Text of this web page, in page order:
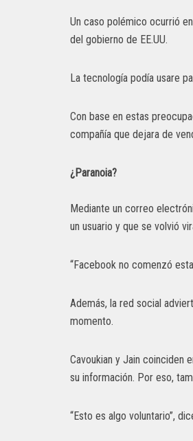
Un caso polémico ocurrió
del gobierno de EE.UU.
La tecnología podía usare
Con base en estas
compañía que dejara de
¿Paranoia?
Mediante un correo
un usuario y que se volvió
“Facebook no comenzó
Además, la red social
momento.
Cavoukian y Jain coinciden
su información. Por eso,
“Esto es algo voluntario”,